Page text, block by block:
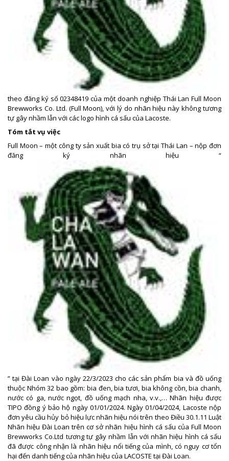
theo đăng ký số 02348419 của một doanh nghiệp Thái Lan Full Moon
Brewworks Co. Ltd. (Full Moon), với lý do nhãn hiệu này không tương
tự gây nhầm lẫn với các logo hình cá sấu của Lacoste.
Tóm tắt vụ việc
Full Moon – một công ty sản xuất bia có trụ sở tại Thái Lan – nộp đơn
đăng ký nhãn hiệu “
” tại Đài Loan vào ngày 22/3/2023 cho các sản phẩm bia và đồ uống
thuộc Nhóm 32 bao gồm: bia đen, bia tươi, bia không cồn, bia chanh,
nước có ga, nước ngọt, đồ uống mạch nha, v.v.,… Nhãn hiệu được
TIPO đồng ý bảo hộ ngày 01/01/2024. Ngày 01/04/2024, Lacoste nộp
đơn yêu cầu hủy bỏ hiệu lực nhãn hiệu nói trên theo Điều 30.1.11 Luật
Nhãn hiệu Đài Loan trên cơ sở nhãn hiệu hình cá sấu của Full Moon
Brewworks Co.Ltd tương tự gây nhầm lẫn với nhãn hiệu hình cá sấu
đã được công nhận là nhãn hiệu nổi tiếng của mình, có nguy cơ tổn
hại đến danh tiếng của nhãn hiệu của LACOSTE tại Đài Loan.